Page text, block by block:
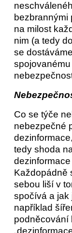
bezbrannými
na milost
nim (a tedy
se
Co se týče
nebezpečné
tedy shoda
Každopádně
sebou liší v
spočívá a jak
například
podněcování